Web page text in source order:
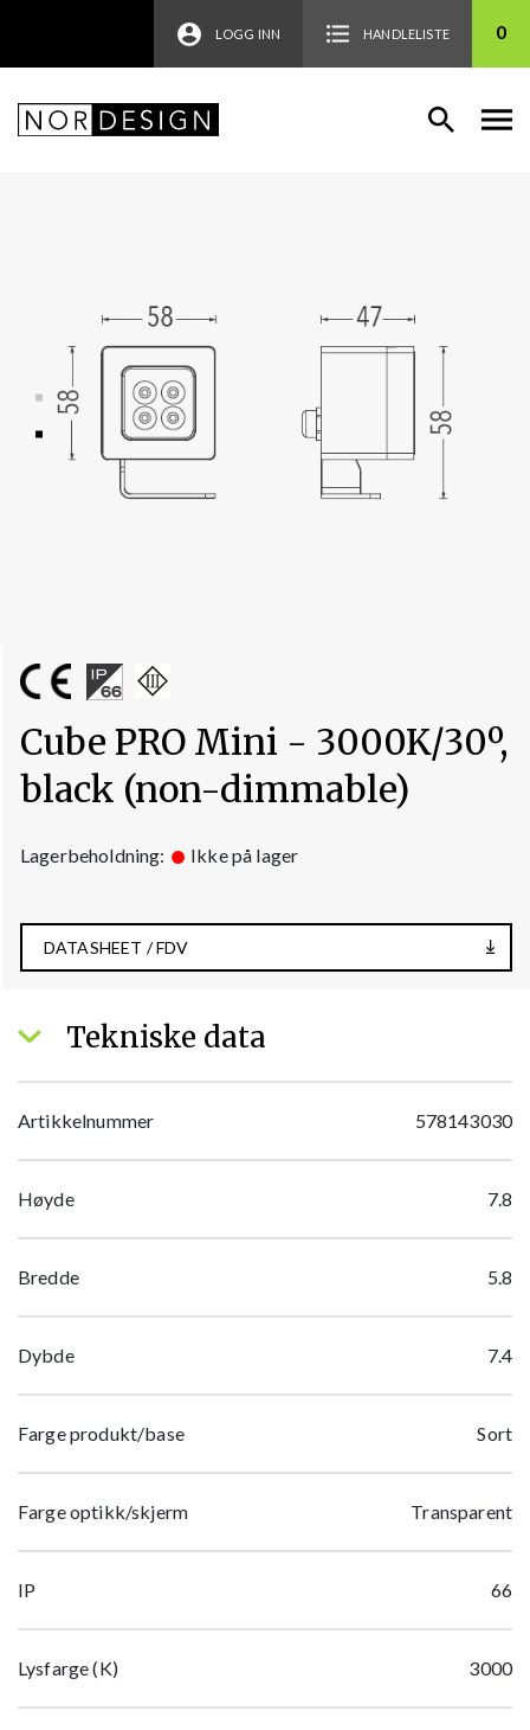
LOGG INN HANDLELISTE 0
Cube PRO Mini - 3000K/30º,
black (non-dimmable)
Lagerbeholdning: Ikke på lager
DATASHEET / FDV
Tekniske data
Artikkelnummer 578143030
Høyde 7.8
Bredde 5.8
Dybde 7.4
Farge produkt/base Sort
Farge optikk/skjerm Transparent
IP 66
Lysfarge (K) 3000